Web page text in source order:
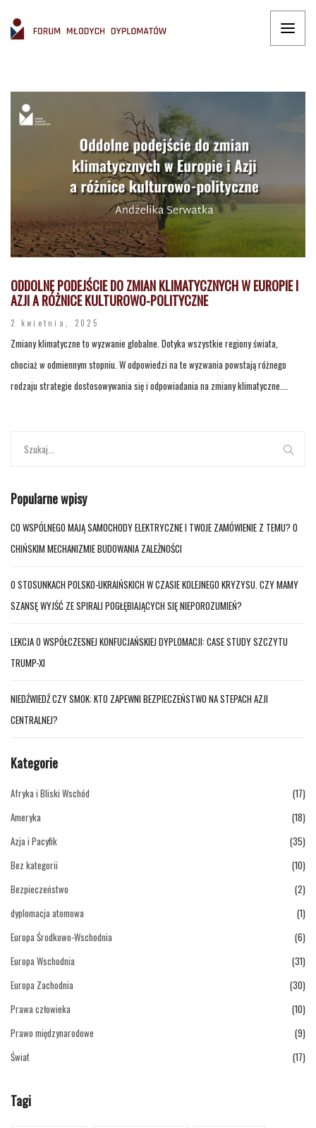
ODDOLNE PODEJŚCIE DO ZMIAN KLIMATYCZNYCH W EUROPIE I
AZJI A RÓŻNICE KULTUROWO-POLITYCZNE
2 kwietnia, 2025
Zmiany klimatyczne to wyzwanie globalne. Dotyka wszystkie regiony świata,
chociaż w odmiennym stopniu. W odpowiedzi na te wyzwania powstają różnego
rodzaju strategie dostosowywania się i odpowiadania na zmiany klimatyczne....
Popularne wpisy
CO WSPÓLNEGO MAJĄ SAMOCHODY ELEKTRYCZNE I TWOJE ZAMÓWIENIE Z TEMU? O
CHIŃSKIM MECHANIZMIE BUDOWANIA ZALEŻNOŚCI
O STOSUNKACH POLSKO-UKRAIŃSKICH W CZASIE KOLEJNEGO KRYZYSU. CZY MAMY
SZANSĘ WYJŚĆ ZE SPIRALI POGŁĘBIAJĄCYCH SIĘ NIEPOROZUMIEŃ?
LEKCJA O WSPÓŁCZESNEJ KONFUCJAŃSKIEJ DYPLOMACJI: CASE STUDY SZCZYTU
TRUMP-XI
NIEDŹWIEDŹ CZY SMOK: KTO ZAPEWNI BEZPIECZEŃSTWO NA STEPACH AZJI
CENTRALNEJ?
Kategorie
Afryka i Bliski Wschód
(17)
Ameryka
(18)
Azja i Pacyfik
(35)
Bez kategorii
(10)
Bezpieczeństwo
(2)
dyplomacja atomowa
(1)
Europa Środkowo-Wschodnia
(6)
Europa Wschodnia
(31)
Europa Zachodnia
(30)
Prawa człowieka
(10)
Prawo międzynarodowe
(9)
Świat
(17)
Tagi